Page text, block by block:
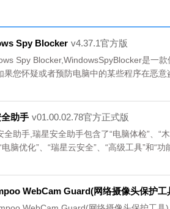
Spy Blocker v4.37.1官方版
Spy Blocker,WindowsSpyBlocker是一
果您怀疑或者预防电脑中的某些程序在恶
助手 v01.00.02.78官方正式版
全助手,瑞星安全助手包含了“电脑体检”、“
电脑优化”、“瑞星云安全”、“高级工具”和“
WebCam Guard(网络摄像头保护工